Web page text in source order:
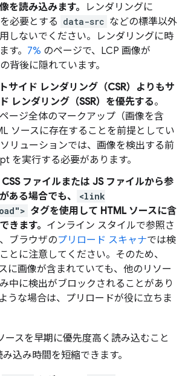
を読み込みます。
レンダリングに
必要とする data-src などの標準以外
しないでください。レンダリングに時
す。 7% のページで、LCP 画像が
の背後に隠れています。
サイド レンダリング（CSR）よりもサ
レンダリング（SSR）を優先する。
ージ全体のマークアップ（画像を含
ソースに存在することを前提としてい
ソリューションでは、画像を検出する前
を実行する必要があります。
ファイルまたは JS ファイルから参
ある場合でも、
<link
タグを使用して HTML ソースに含
きます。 インライン スタイルで参照さ
ブラウザのプリロード スキャナでは検
とに注意してください。そのため、
に画像が含まれていても、他のリソー
中に検出がブロックされることがあり
うな場合は、プリロードが役に立ちま
ースを早期に優先度高く読み込むこと
込み時間を短縮できます。